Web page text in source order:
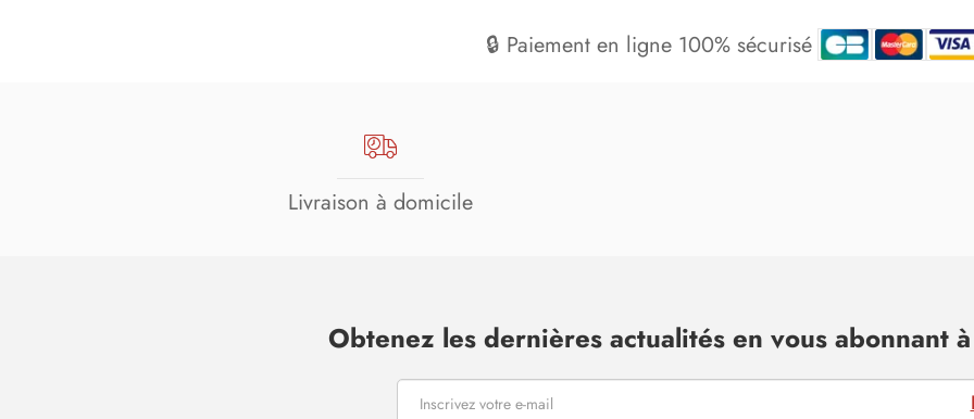
🔒 Paiement en ligne 100% sécurisé
Livraison à domicile
Obtenez les dernières actualités en vous abonnant